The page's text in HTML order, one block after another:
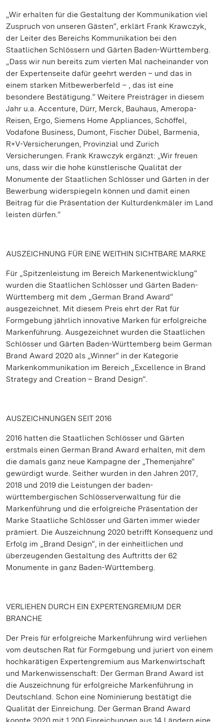
„Wir erhalten für die Gestaltung der Kommunikation viel
Zuspruch von unseren Gästen“, erklärt Frank Krawczyk,
der Leiter des Bereichs Kommunikation bei den
Staatlichen Schlössern und Gärten Baden-Württemberg.
„Dass wir nun bereits zum vierten Mal nacheinander von
der Expertenseite dafür geehrt werden – und das in
einem starken Mitbewerberfeld – , das ist eine
besondere Bestätigung.“ Weitere Preisträger in diesem
Jahr u.a. Accenture, Dürr, Merck, Bauhaus, Ameropa-
Reisen, Ergo, Siemens Home Appliances, Schöffel,
Vodafone Business, Dumont, Fischer Dübel, Barmenia,
R+V-Versicherungen, Provinzial und Zurich
Versicherungen. Frank Krawczyk ergänzt: „Wir freuen
uns, dass wir die hohe künstlerische Qualität der
Monumente der Staatlichen Schlösser und Gärten in der
Bewerbung widerspiegeln können und damit einen
Beitrag für die Präsentation der Kulturdenkmäler im Land
leisten dürfen.“
AUSZEICHNUNG FÜR EINE WEITHIN SICHTBARE MARKE
Für „Spitzenleistung im Bereich Markenentwicklung“
wurden die Staatlichen Schlösser und Gärten Baden-
Württemberg mit dem „German Brand Award“
ausgezeichnet. Mit diesem Preis ehrt der Rat für
Formgebung jährlich innovative Marken für erfolgreiche
Markenführung. Ausgezeichnet wurden die Staatlichen
Schlösser und Gärten Baden-Württemberg beim German
Brand Award 2020 als „Winner“ in der Kategorie
Markenkommunikation im Bereich „Excellence in Brand
Strategy and Creation – Brand Design“.
AUSZEICHNUNGEN SEIT 2016
2016 hatten die Staatlichen Schlösser und Gärten
erstmals einen German Brand Award erhalten, mit dem
die damals ganz neue Kampagne der „Themenjahre“
gewürdigt wurde. Seither wurden in den Jahren 2017,
2018 und 2019 die Leistungen der baden-
württembergischen Schlösserverwaltung für die
Markenführung und die erfolgreiche Präsentation der
Marke Staatliche Schlösser und Gärten immer wieder
prämiert. Die Auszeichnung 2020 betrifft Konsequenz und
Erfolg im „Brand Design“, in der einheitlichen und
überzeugenden Gestaltung des Auftritts der 62
Monumente in ganz Baden-Württemberg.
VERLIEHEN DURCH EIN EXPERTENGREMIUM DER
BRANCHE
Der Preis für erfolgreiche Markenführung wird verliehen
vom deutschen Rat für Formgebung und juriert von einem
hochkarätigen Expertengremium aus Markenwirtschaft
und Markenwissenschaft: Der German Brand Award ist
die Auszeichnung für erfolgreiche Markenführung in
Deutschland. Schon eine Nominierung bestätigt die
Qualität der Einreichung. Der German Brand Award